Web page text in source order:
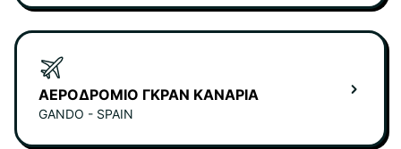
ΑΕΡΟΔΡΌΜΙΟ ΓΚΡΑΝ ΚΑΝΆΡΙΑ
GANDO - SPAIN